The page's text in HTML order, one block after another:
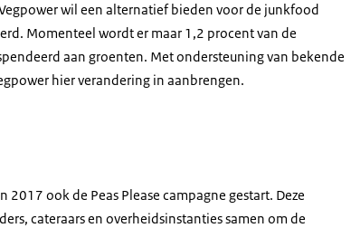
wil een alternatief bieden voor de junkfood
Momenteel wordt er maar 1,2 procent van de
aan groenten. Met ondersteuning van bekende
hier verandering in aanbrengen.
2017 ook de Peas Please campagne gestart. Deze
cateraars en overheidsinstanties samen om de